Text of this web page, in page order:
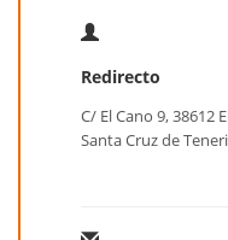
Redirecto
C/ El Cano 9, 38612
Santa Cruz de